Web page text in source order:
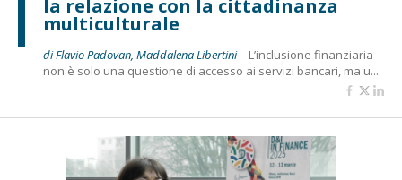
la relazione con la cittadinanza
multiculturale
di Flavio Padovan, Maddalena Libertini - L’inclusione finanziaria
non è solo una questione di accesso ai servizi bancari, ma u...